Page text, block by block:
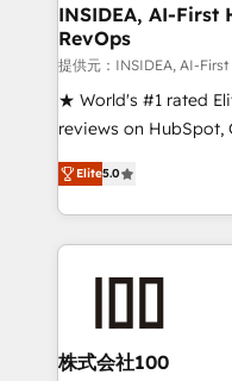
INSIDEA, AI-First
RevOps
提供元：INSIDEA, AI-
★ World's #1 rated
reviews on HubSpot,
Certified Experts &
1,500+
First, RevOps-led,
Company of the Year 2024/25
and build AI-
from week one, in your time
Elite5.0
株式会社100